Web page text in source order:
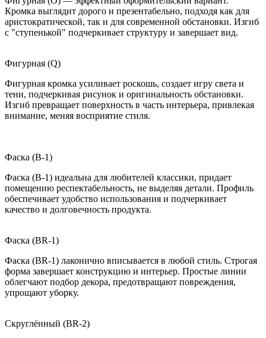
Кромка выглядит дорого и презентабельно, подходя как для
аристократической, так и для современной обстановки. Изгиб
с "ступенькой" подчеркивает структуру и завершает вид.
Фигурная (Q)
Фигурная кромка усиливает роскошь, создает игру света и
тени, подчеркивая рисунок и оригинальность обстановки.
Изгиб превращает поверхность в часть интерьера, привлекая
внимание, меняя восприятие стиля.
Фаска (B-1)
Фаска (B-1) идеальна для любителей классики, придает
помещению респектабельность, не выделяя детали. Профиль
обеспечивает удобство использования и подчеркивает
качество и долговечность продукта.
Фаска (BR-1)
Фаска (BR-1) лаконично вписывается в любой стиль. Строгая
форма завершает конструкцию и интерьер. Простые линии
облегчают подбор декора, предотвращают повреждения,
упрощают уборку.
Скруглённый (BR-2)